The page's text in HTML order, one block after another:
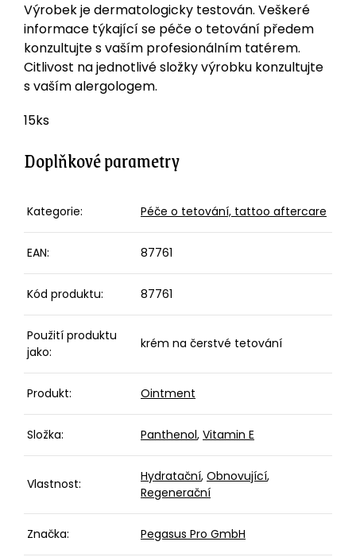
Výrobek je dermatologicky testován. Veškeré
informace týkající se péče o tetování předem
konzultujte s vaším profesionálním tatérem.
Citlivost na jednotlivé složky výrobku konzultujte
s vaším alergologem.
15ks
Doplňkové parametry
Kategorie: Péče o tetování, tattoo aftercare
EAN: 87761
Kód produktu: 87761
Použití produktu
jako:
krém na čerstvé tetování
Produkt: Ointment
Složka: Panthenol, Vitamin E
Vlastnost: Hydratační, Obnovující,
Regenerační
Značka: Pegasus Pro GmbH